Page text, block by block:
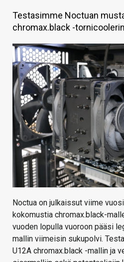
KAUPPA
VAIHDA TEEMA
HAKU
Testasimme Noctuan
chromax.black -
Noctua on julkaissut viime
kokomustia chromax.black-
vuoden lopulla vuoroon pääsi
mallin viimeisin sukupolvi.
U12A chromax.black -mallin ja